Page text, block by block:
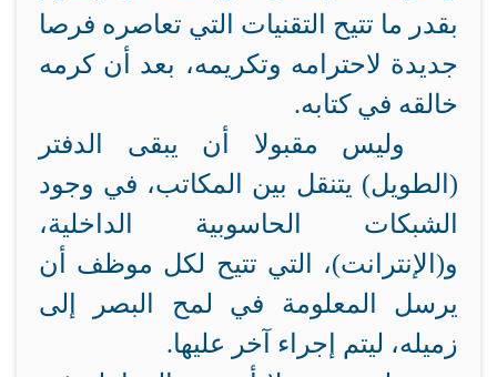
بقدر ما تتيح التقنيات التي تعاصره فرصا
جديدة لاحترامه وتكريمه، بعد أن كرمه
خالقه في كتابه.
وليس مقبولا أن يبقى الدفتر
(الطويل) يتنقل بين المكاتب، في وجود
الشبكات الحاسوبية الداخلية،
و(الإنترانت)، التي تتيح لكل موظف أن
يرسل المعلومة في لمح البصر إلى
زميله، ليتم إجراء آخر عليها.